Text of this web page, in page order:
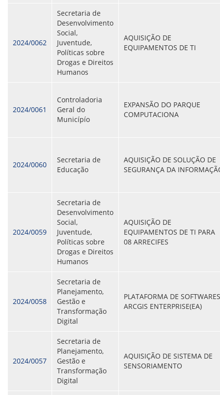
DIVERSOS
ATAS DA CIPA
ATAS E RESOLUÇÕES DO CONSELHO FISCAL
ATAS DO CONSADE
CHAMAMENTOS PÚBLICOS
TERMOS
CONTATO
2024/0062
Secretaria de
Desenvolvimento
Social,
Juventude,
Políticas sobre
Drogas e Direitos
Humanos
AQUISIÇÃO DE
EQUIPAMENTOS DE TI
2024/0061
Controladoria
Geral do
Municípío
EXPANSÃO DO PARQUE
COMPUTACIONA
2024/0060
Secretaria de
Educação
AQUISIÇÃO DE SOLUÇÃO DE
SEGURANÇA DA
2024/0059
Secretaria de
Desenvolvimento
Social,
Juventude,
Políticas sobre
Drogas e Direitos
Humanos
AQUISIÇÃO DE
EQUIPAMENTOS DE TI PARA
08 ARRECIFES
2024/0058
Secretaria de
Planejamento,
Gestão e
Transformação
Digital
PLATAFORMA DE SOFTWARES
ARCGIS ENTERPRISE(EA)
2024/0057
Secretaria de
Planejamento,
Gestão e
Transformação
Digital
AQUISIÇÃO DE SISTEMA DE
SENSORIAMENTO